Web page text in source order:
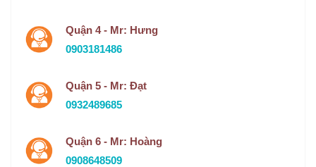
Quận 4 - Mr: Hưng
0903181486
Quận 5 - Mr: Đạt
0932489685
Quận 6 - Mr: Hoàng
0908648509